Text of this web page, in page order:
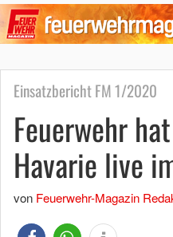
Einsatzbericht FM 1/2020
Feuerwehr
Havarie live
von Feuerwehr-Magazin